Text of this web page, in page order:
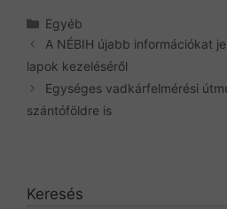
Kategória
Egyéb
A NÉBIH újabb információkat
lapok kezeléséről
Egységes vadkárfelmérési
szántóföldre is
Keresés